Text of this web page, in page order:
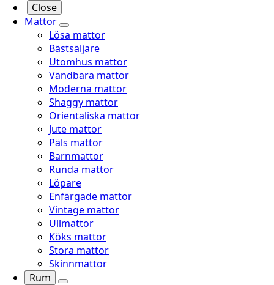
Close
Mattor
Lösa mattor
Bästsäljare
Utomhus mattor
Vändbara mattor
Moderna mattor
Shaggy mattor
Orientaliska mattor
Jute mattor
Päls mattor
Barnmattor
Runda mattor
Löpare
Enfärgade mattor
Vintage mattor
Ullmattor
Köks mattor
Stora mattor
Skinnmattor
Rum